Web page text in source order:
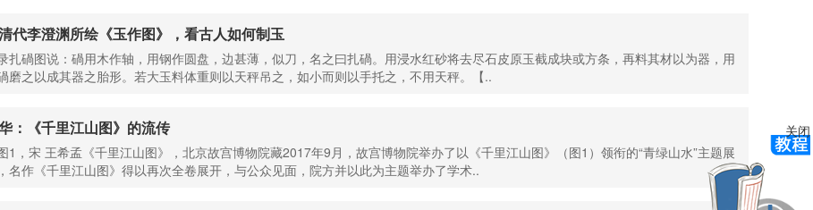
关闭
代李澄渊所绘《玉作图》，看古人如何制玉
扎碢图说：碢用木作轴，用钢作圆盘，边甚薄，似刀，名之曰扎碢。用浸水红砂将去尽石皮原玉截成块或方条，再料其材以为器，用
磨之以成其器之胎形。若大玉料体重则以天秤吊之，如小而则以手托之，不用天秤。【..
：《千里江山图》的流传
1，宋 王希孟《千里江山图》，北京故宫博物院藏2017年9月，故宫博物院举办了以《千里江山图》（图1）领衔的“青绿山水”主题展
名作《千里江山图》得以再次全卷展开，与公众见面，院方并以此为主题举办了学术..